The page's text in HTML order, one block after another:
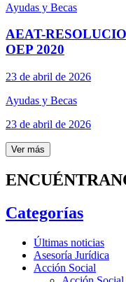
Ayudas y Becas
AEAT-
OEP 2020
23 de abril de 2026
Ayudas y Becas
23 de abril de 2026
Ver más
Categorías
Últimas noticias
Asesoría Jurídica
Acción Social